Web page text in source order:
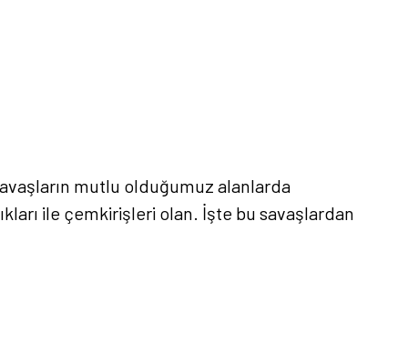
mutlu olduğumuz alanlarda
ile çemkirişleri olan. İşte bu savaşlardan